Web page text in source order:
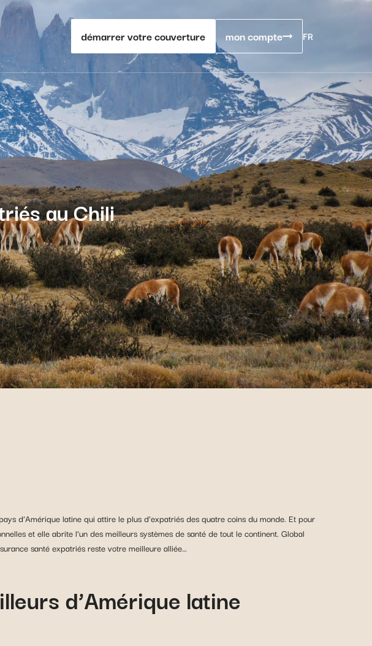
démarrer votre couverture mon compte FR
au Chili
d’Amérique latine qui attire le plus d’expatriés des quatre coins du monde. Et pour
et elle abrite l’un des meilleurs systèmes de santé de tout le continent. Global
santé expatriés reste votre meilleure alliée…
d’Amérique latine